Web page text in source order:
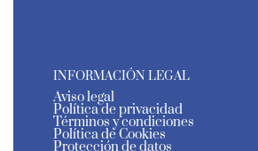
INFORMACIÓN LEGAL
Aviso legal
Política de privacidad
Términos y condiciones
Política de Cookies
Protección de datos